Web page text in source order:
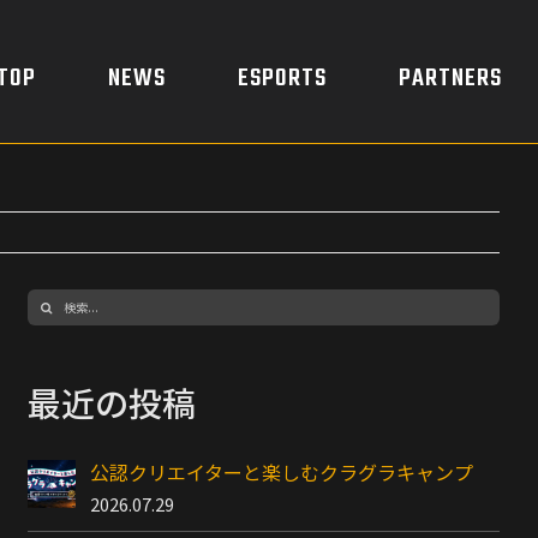
NEWS ESPORTS PARTNERS
検
最近の投稿
公認クリエイターと楽しむクラグラキャンプ
2026.07.29